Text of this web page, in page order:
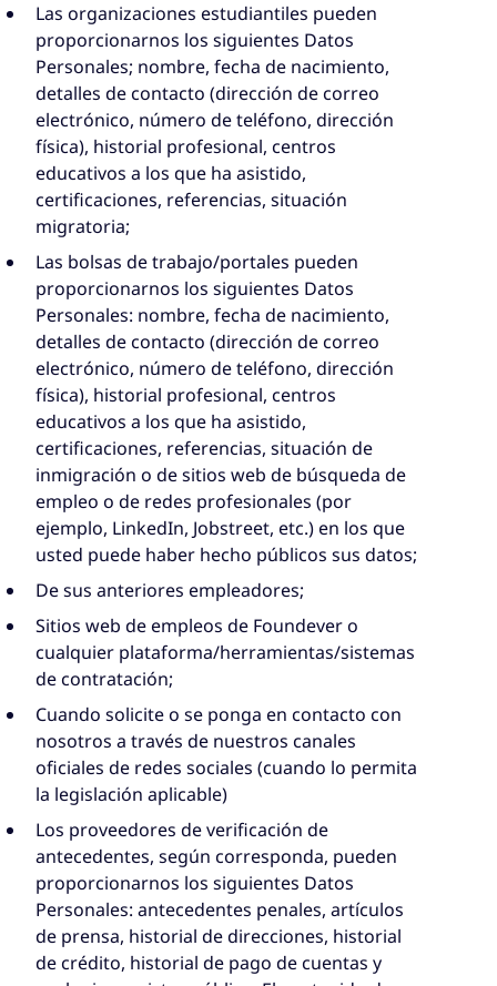
Las organizaciones estudiantiles pueden
proporcionarnos los siguientes Datos
Personales; nombre, fecha de nacimiento,
detalles de contacto (dirección de correo
electrónico, número de teléfono, dirección
física), historial profesional, centros
educativos a los que ha asistido,
certificaciones, referencias, situación
migratoria;
Las bolsas de trabajo/portales pueden
proporcionarnos los siguientes Datos
Personales: nombre, fecha de nacimiento,
detalles de contacto (dirección de correo
electrónico, número de teléfono, dirección
física), historial profesional, centros
educativos a los que ha asistido,
certificaciones, referencias, situación de
inmigración o de sitios web de búsqueda de
empleo o de redes profesionales (por
ejemplo, LinkedIn, Jobstreet, etc.) en los que
usted puede haber hecho públicos sus datos;
De sus anteriores empleadores;
Sitios web de empleos de Foundever o
cualquier plataforma/herramientas/sistemas
de contratación;
Cuando solicite o se ponga en contacto con
nosotros a través de nuestros canales
oficiales de redes sociales (cuando lo permita
la legislación aplicable)
Los proveedores de verificación de
antecedentes, según corresponda, pueden
proporcionarnos los siguientes Datos
Personales: antecedentes penales, artículos
de prensa, historial de direcciones, historial
de crédito, historial de pago de cuentas y